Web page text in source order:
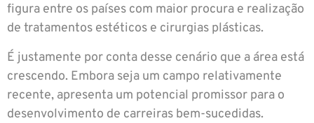
figura entre os países com maior procura e realização
de tratamentos estéticos e cirurgias plásticas.
É justamente por conta desse cenário que a área está
crescendo. Embora seja um campo relativamente
recente, apresenta um potencial promissor para o
desenvolvimento de carreiras bem-sucedidas.